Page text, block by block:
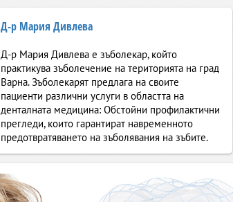
Д-р Мария Дивлева
Д-р Мария Дивлева е зъболекар, който
практикува зъболечение на територията на град
Варна. Зъболекарят предлага на своите
пациенти различни услуги в областта на
денталната медицина: Обстойни профилактични
прегледи, които гарантират навременното
предотвратяването на зъболявания на зъбите.